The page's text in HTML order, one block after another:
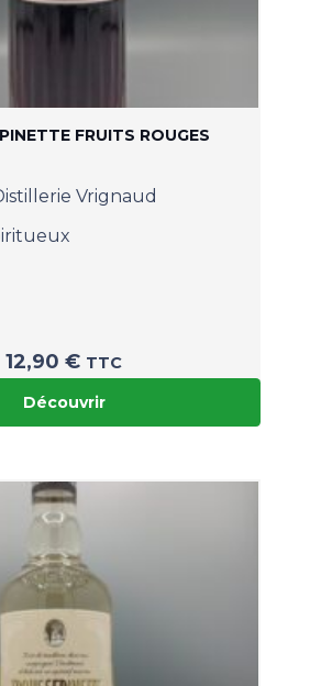
FRUITS ROUGES
Vrignaud
12,90 € TTC
Découvrir